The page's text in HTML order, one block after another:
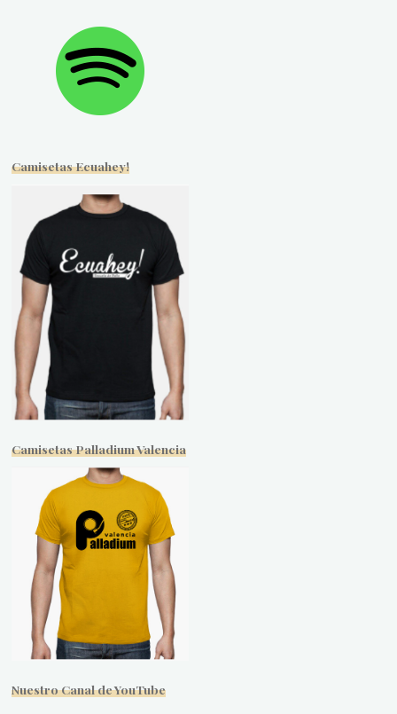
Camisetas Ecuahey!
Camisetas Palladium Valencia
Nuestro Canal de YouTube